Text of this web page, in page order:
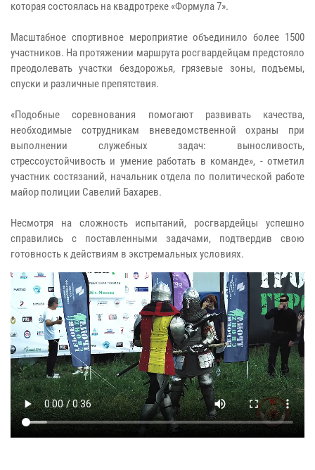
которая состоялась на квадротреке «Формула 7».
Масштабное спортивное мероприятие объединило более 1500
участников. На протяжении маршрута росгвардейцам предстояло
преодолевать участки бездорожья, грязевые зоны, подъемы,
спуски и различные препятствия.
«Подобные соревнования помогают развивать качества,
необходимые сотрудникам вневедомственной охраны при
выполнении служебных задач: выносливость,
стрессоустойчивость и умение работать в команде», - отметил
участник состязаний, начальник отдела по политической работе
майор полиции Савелий Бахарев.
Несмотря на сложность испытаний, росгвардейцы успешно
справились с поставленными задачами, подтвердив свою
готовность к действиям в экстремальных условиях.